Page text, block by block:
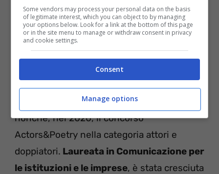
Nata nel 1987, Anna Charlotte Barbera ha
ripercorso le orme materne: è infatti
attrice. Formatasi al Teatro Stabile di
Torino, nel 2018 ha vinto il premio teatrale
attrice e il premio nazionale “Gino Cervi”
nonché, nel 2020, il concorso
Actors&Poetry nella categoria attori e
doppiatori. Laureata in Comunicazione per
le istituzioni e le imprese, è stata cresciuta
Some vendors may process your personal data on the basis
of legitimate interest, which you can object to by managing
your options below. Look for a link at the bottom of this page
or in the site menu to manage or withdraw consent in privacy
and cookie settings.
Consent
Manage options